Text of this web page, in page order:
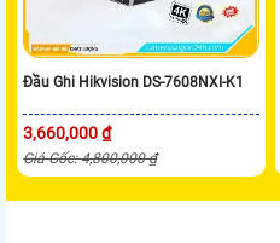
Đầu Ghi Hikvision DS-7608NXI-K1
3,660,000 ₫
Giá Gốc: 4,800,000 ₫